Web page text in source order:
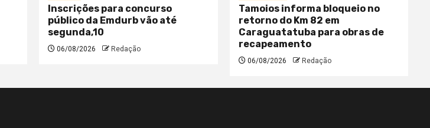
Inscrições para concurso
público da Emdurb vão até
segunda,10
06/08/2026 Redação
Tamoios informa bloqueio no
retorno do Km 82 em
Caraguatatuba para obras de
recapeamento
06/08/2026 Redação